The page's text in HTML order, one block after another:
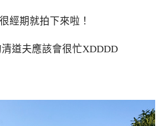
經期就拍下來啦！
道夫應該會很忙XDDDD